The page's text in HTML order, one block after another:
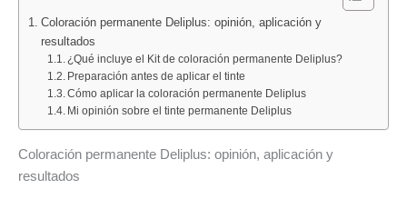
Coloración permanente Deliplus: opinión, aplicación y
resultados
¿Qué incluye el Kit de coloración permanente Deliplus?
Preparación antes de aplicar el tinte
Cómo aplicar la coloración permanente Deliplus
Mi opinión sobre el tinte permanente Deliplus
Coloración permanente Deliplus: opinión, aplicación y
resultados
profesional
probarla
en
cabello
teñido
y
fresca
2025:
Pistacho,
Vainilla
y
Amatista
Deliplus